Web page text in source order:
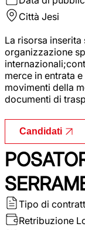
Città Jesi
La risorsa
organizzazione
merce in entrata
movimenti della
documenti di
Candidati
Tipo di
Retribuzione